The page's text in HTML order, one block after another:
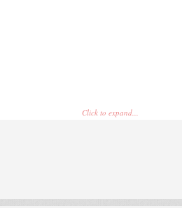
Click to expand...